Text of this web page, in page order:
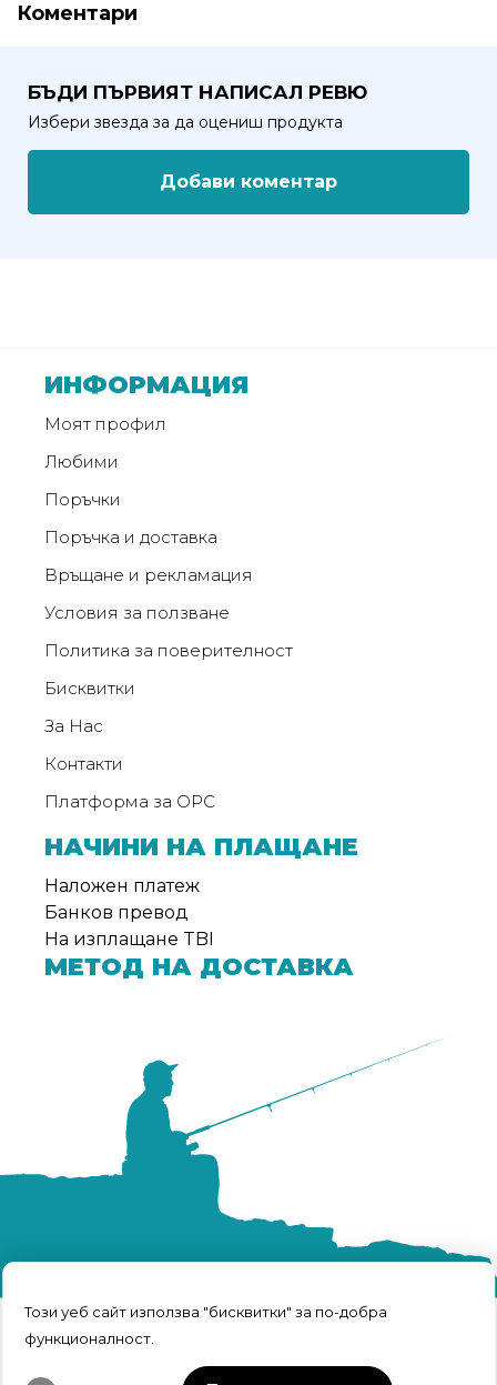
Този уеб сайт използва "бисквитки" за по-добра
функционалност.
на
Copyright
©
Всички
Дизайн
Weberest
Коментари
БЪДИ ПЪРВИЯТ НАПИСАЛ РЕВЮ
Избери звезда за да оцениш продукта
Добави коментар
ИНФОРМАЦИЯ
Моят профил
Любими
Поръчки
Поръчка и доставка
Връщане и рекламация
Условия за ползване
Политика за поверителност
Бисквитки
За Нас
Контакти
Платформа за ОРС
НАЧИНИ НА ПЛАЩАНЕ
Наложен платеж
Банков превод
На изплащане TBI
МЕТОД НА ДОСТАВКА
TRFISH | Всичко за риболова © 2026 Всички